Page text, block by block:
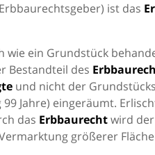
ist das
wie ein Grundstück
Bestandteil des
und nicht der
Jahre) eingeräumt.
das Erbbaurechtwird
größerer